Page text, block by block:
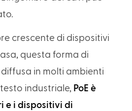
crescente di dispositivi
questa forma di
in molti ambienti
industriale, PoE è
e i dispositivi di